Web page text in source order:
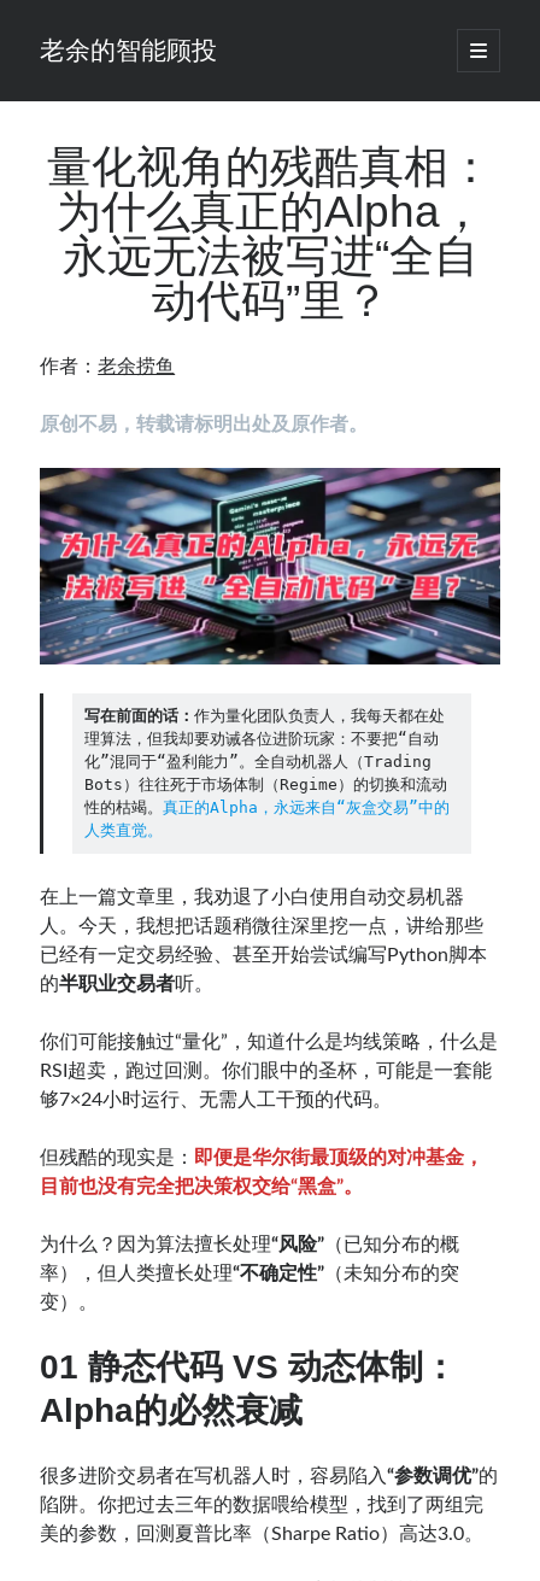
老余的智能顾投
open
primary
Sidebar
最新发表 ：
老余看市：假曙光、核电弹药上膛、AI分化
你的回测曲线越漂亮，我越替你担心：因为历史顺序，正在“倒着”给你
大多数突破交易倒在“收缩阶段”，而这个EA等的是“扩张确认”（附完整源
为什么说每年6月底是罗素2000最干净的套利窗口？
老余看市：长鑫4万亿，A股却蒸发12.4万亿
普通人的5个常见投资错误，可能让你多干12年才能退休
Contact：
网站备案号：鄂ICP备2024064768号
量化视角的残酷真相：
为什么真正的Alpha，
永远无法被写进“全自
动代码”里？
作者：老余捞鱼
原创不易，转载请标明出处及原作者。
写在前面的话： 作为量化团队负责人，我每天都在处
理算法，但我却要劝诫各位进阶玩家：不要把“自动
化”混同于“盈利能力”。全自动机器人（Trading
Bots）往往死于市场体制（Regime）的切换和流动
性的枯竭。 真正的Alpha，永远来自“灰盒交易”中的
人类直觉。
在上一篇文章里，我劝退了小白使用自动交易机器
人。今天，我想把话题稍微往深里挖一点，讲给那些
已经有一定交易经验、甚至开始尝试编写Python脚本
的半职业交易者听。
你们可能接触过“量化”，知道什么是均线策略，什么是
RSI超卖，跑过回测。你们眼中的圣杯，可能是一套能
够7×24小时运行、无需人工干预的代码。
但残酷的现实是：
即便是华尔街最顶级的对冲基金，
目前也没有完全把决策权交给“黑盒”。
为什么？因为算法擅长处理“风险” （已知分布的概
率），但人类擅长处理“不确定性” （未知分布的突
变）。
01 静态代码 VS 动态体制：
Alpha的必然衰减
很多进阶交易者在写机器人时，容易陷入“参数调优”的
陷阱。你把过去三年的数据喂给模型，找到了两组完
美的参数，回测夏普比率（Sharpe Ratio）高达3.0。